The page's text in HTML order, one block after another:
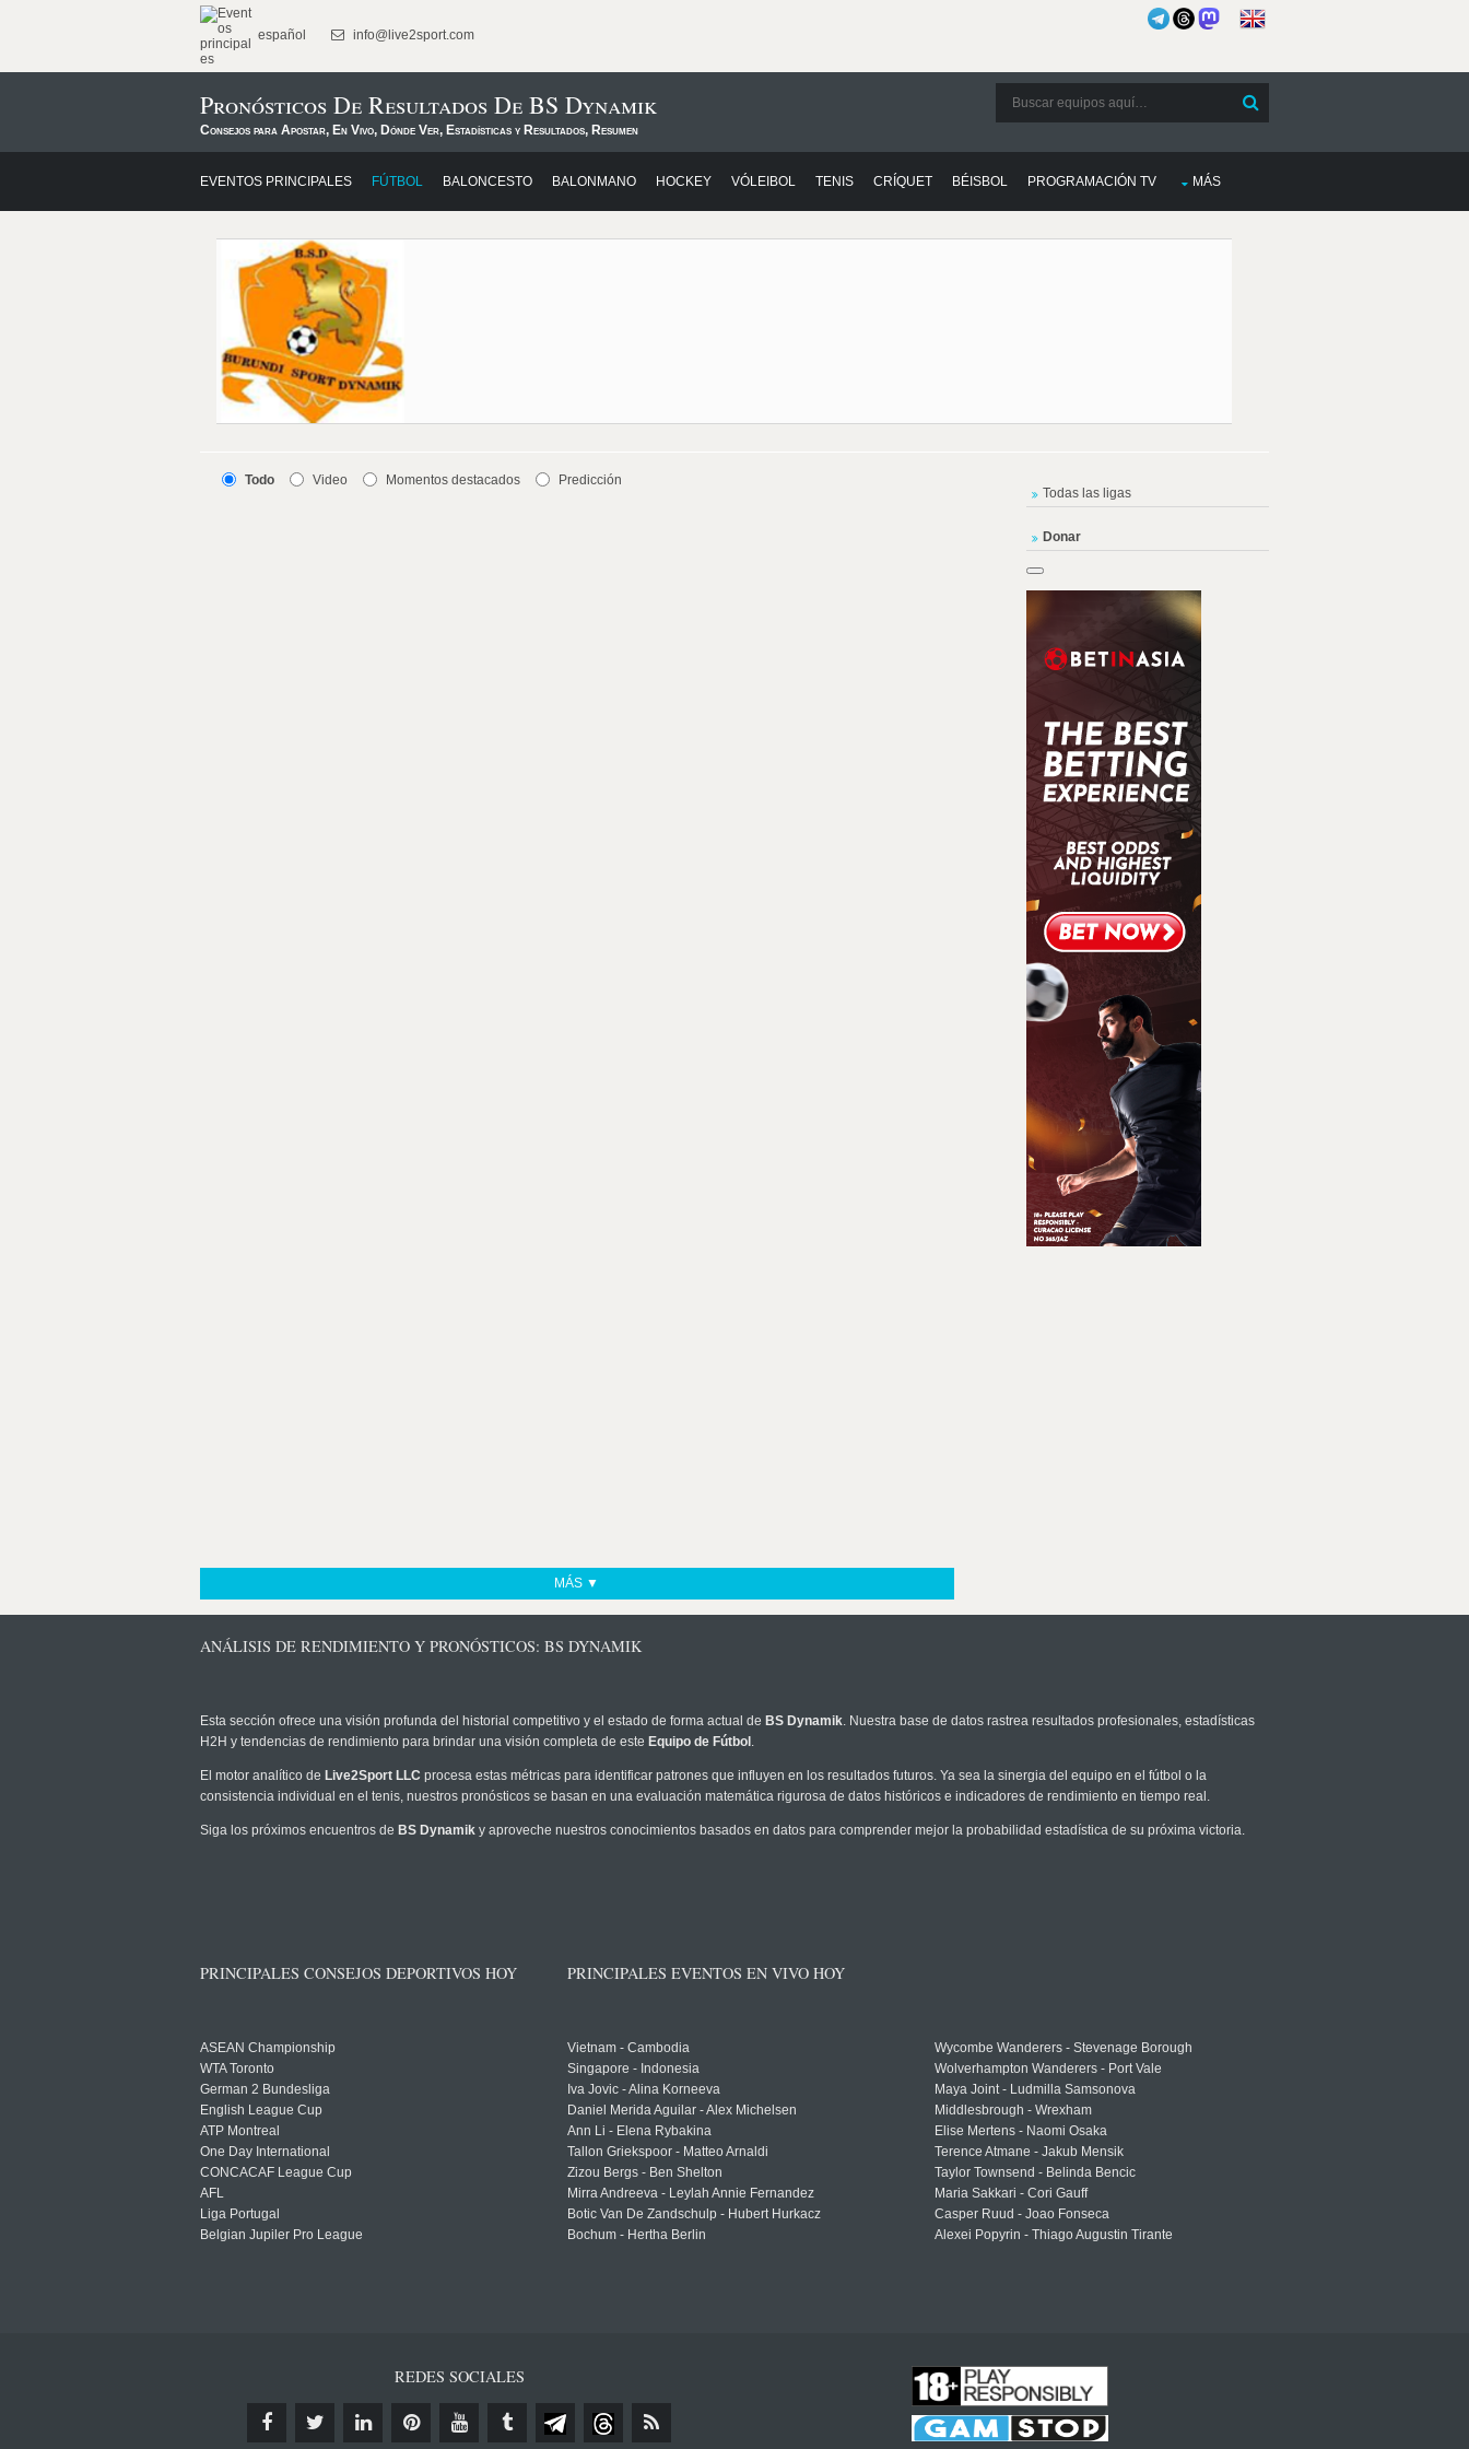
español info@live2sport.com
Pronósticos De Resultados De BS Dynamik
Consejos para Apostar, En Vivo, Dónde Ver, Estadísticas y Resultados, Resumen
EVENTOS PRINCIPALES FÚTBOL BALONCESTO BALONMANO HOCKEY VÓLEIBOL TENIS CRÍQUET BÉISBOL PROGRAMACIÓN TV MÁS
Todo Video Momentos destacados Predicción
MÁS ▼
Todas las ligas
Donar
ANÁLISIS DE RENDIMIENTO Y PRONÓSTICOS: BS DYNAMIK
Esta sección ofrece una visión profunda del historial competitivo y el estado de forma actual de BS Dynamik. Nuestra base de datos rastrea resultados profesionales, estadísticas
H2H y tendencias de rendimiento para brindar una visión completa de este Equipo de Fútbol .
El motor analítico de Live2Sport LLC procesa estas métricas para identificar patrones que influyen en los resultados futuros. Ya sea la sinergia del equipo en el fútbol o la
consistencia individual en el tenis, nuestros pronósticos se basan en una evaluación matemática rigurosa de datos históricos e indicadores de rendimiento en tiempo real.
Siga los próximos encuentros de BS Dynamik y aproveche nuestros conocimientos basados en datos para comprender mejor la probabilidad estadística de su próxima victoria.
PRINCIPALES CONSEJOS DEPORTIVOS HOY
ASEAN Championship
WTA Toronto
German 2 Bundesliga
English League Cup
ATP Montreal
One Day International
CONCACAF League Cup
AFL
Liga Portugal
Belgian Jupiler Pro League
PRINCIPALES EVENTOS EN VIVO HOY
Vietnam - Cambodia
Singapore - Indonesia
Iva Jovic - Alina Korneeva
Daniel Merida Aguilar - Alex Michelsen
Ann Li - Elena Rybakina
Tallon Griekspoor - Matteo Arnaldi
Zizou Bergs - Ben Shelton
Mirra Andreeva - Leylah Annie Fernandez
Botic Van De Zandschulp - Hubert Hurkacz
Bochum - Hertha Berlin
Wycombe Wanderers - Stevenage Borough
Wolverhampton Wanderers - Port Vale
Maya Joint - Ludmilla Samsonova
Middlesbrough - Wrexham
Elise Mertens - Naomi Osaka
Terence Atmane - Jakub Mensik
Taylor Townsend - Belinda Bencic
Maria Sakkari - Cori Gauff
Casper Ruud - Joao Fonseca
Alexei Popyrin - Thiago Augustin Tirante
REDES SOCIALES